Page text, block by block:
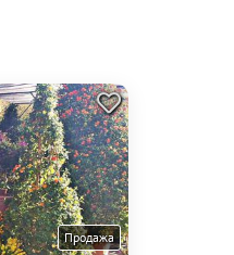
Продажа